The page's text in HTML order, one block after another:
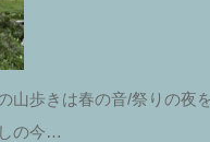
山歩きは春の音/祭りの夜
の今…